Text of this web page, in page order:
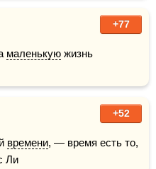
+77
маленькую жизнь
+52
времени, — время есть то,
Ли